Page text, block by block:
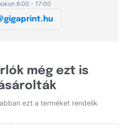
8:00 - 17:00
még ezt is
ezt a terméket rendelik